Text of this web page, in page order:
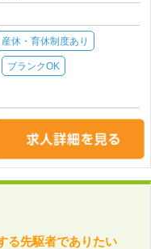
産休・育休制度あり
ブランクOK
る先駆者でありたい